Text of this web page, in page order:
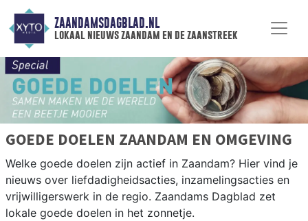
ZAANDAMSDAGBLAD.NL
lokaal nieuws zaandam en de zaanstreek
GOEDE DOELEN ZAANDAM EN OMGEVING
Welke goede doelen zijn actief in Zaandam? Hier vind je
nieuws over liefdadigheidsacties, inzamelingsacties en
vrijwilligerswerk in de regio. Zaandams Dagblad zet
lokale goede doelen in het zonnetje.